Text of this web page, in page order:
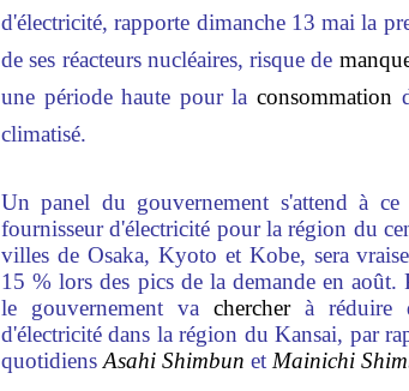
d'électricité, rapporte dimanche 13 mai la
de ses réacteurs nucléaires, risque de
une période haute pour la consommation
climatisé.
Un panel du gouvernement s'attend à
fournisseur d'électricité pour la région du
villes de Osaka, Kyoto et Kobe, sera
15 % lors des pics de la demande en août.
le gouvernement va chercherà réduire
d'électricité dans la région du Kansai, par
quotidiens Asahi Shimbun et Mainichi